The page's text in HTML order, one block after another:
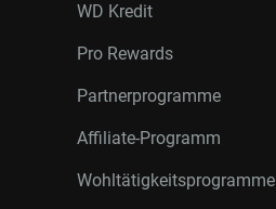
WD Kredit
Pro Rewards
Partnerprogramme
Affiliate-Programm
Wohltätigkeitsprogramme